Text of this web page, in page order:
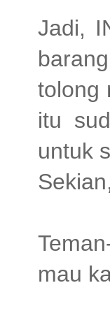
Jadi,
tolong
itu
untuk
mau